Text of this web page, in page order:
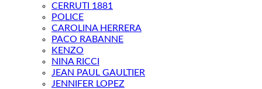
CERRUTI 1881
POLICE
CAROLINA HERRERA
PACO RABANNE
KENZO
NINA RICCI
JEAN PAUL GAULTIER
JENNIFER LOPEZ